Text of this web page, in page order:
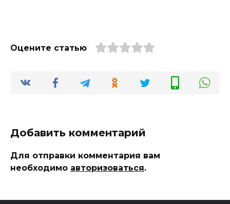
Оцените статью
Добавить комментарий
Для отправки комментария вам
необходимо авторизоваться.